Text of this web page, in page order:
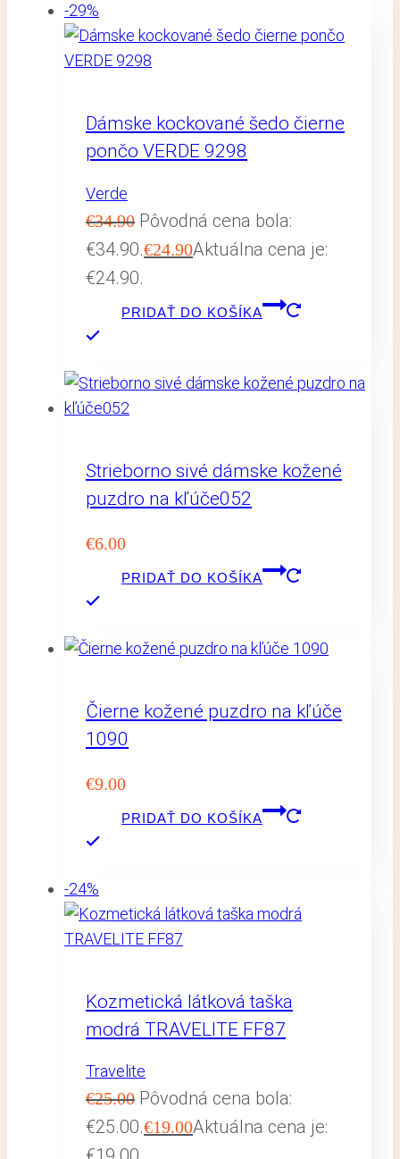
-29%
Dámske kockované šedo čierne
pončo VERDE 9298
Verde
€34.90 Pôvodná cena bola:
€34.90.€24.90Aktuálna cena je:
€24.90.
PRIDAŤ DO KOŠÍKA
Strieborno sivé dámske kožené
puzdro na kľúče052
€6.00
PRIDAŤ DO KOŠÍKA
Čierne kožené puzdro na kľúče
1090
€9.00
PRIDAŤ DO KOŠÍKA
-24%
Kozmetická látková taška
modrá TRAVELITE FF87
Travelite
€25.00 Pôvodná cena bola:
€25.00.€19.00Aktuálna cena je: